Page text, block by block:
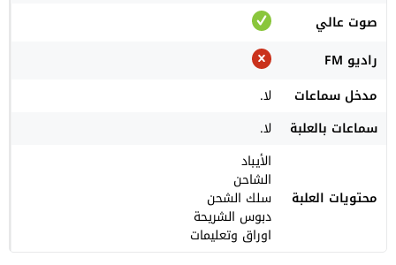
صوت عالي
راديو FM
مدخل سماعات
لا.
سماعات بالعلبة
لا.
محتويات العلبة
الأيباد
الشاحن
سلك الشحن
دبوس الشريحة
اوراق وتعليمات